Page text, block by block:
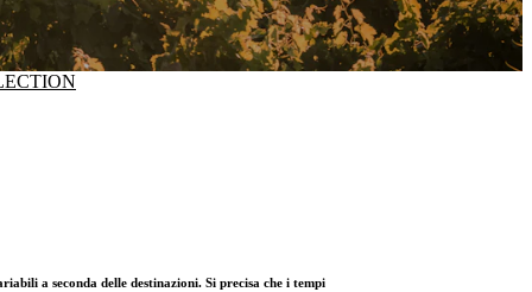
a seconda delle destinazioni. Si precisa che i tempi